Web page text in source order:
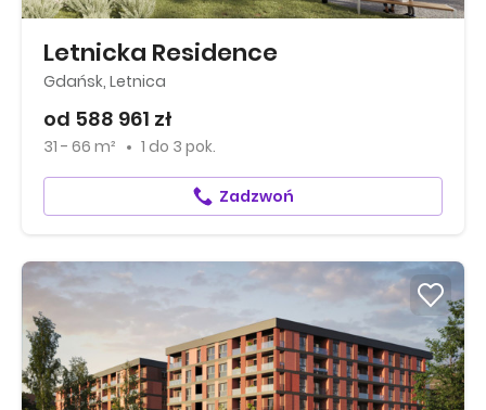
Letnicka Residence
Gdańsk, Letnica
od 588 961 zł
31 - 66 m² 1 do 3 pok.
Zadzwoń